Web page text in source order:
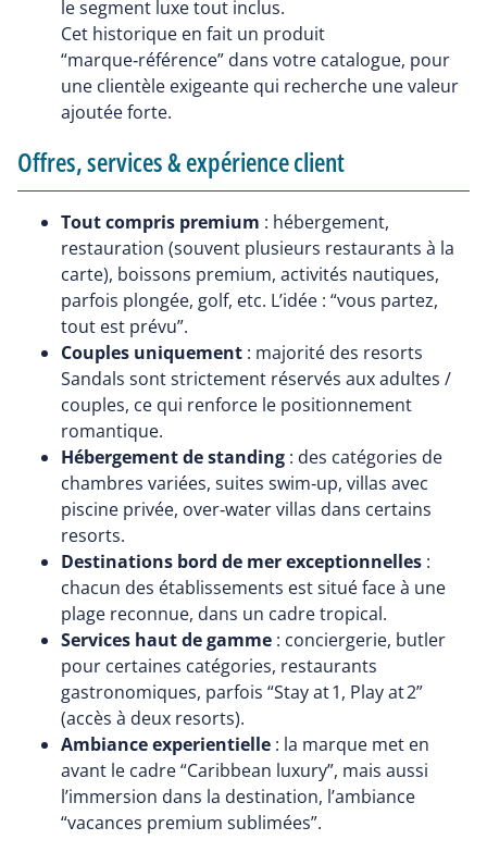
le segment luxe tout inclus.
Cet historique en fait un produit
“marque‑référence” dans votre catalogue, pour
une clientèle exigeante qui recherche une valeur
ajoutée forte.
Offres, services & expérience client
Tout compris premium : hébergement,
restauration (souvent plusieurs restaurants à la
carte), boissons premium, activités nautiques,
parfois plongée, golf, etc. L’idée : “vous partez,
tout est prévu”.
Couples uniquement : majorité des resorts
Sandals sont strictement réservés aux adultes /
couples, ce qui renforce le positionnement
romantique.
Hébergement de standing : des catégories de
chambres variées, suites swim‑up, villas avec
piscine privée, over‑water villas dans certains
resorts.
Destinations bord de mer exceptionnelles :
chacun des établissements est situé face à une
plage reconnue, dans un cadre tropical.
Services haut de gamme : conciergerie, butler
pour certaines catégories, restaurants
gastronomiques, parfois “Stay at 1, Play at 2”
(accès à deux resorts).
Ambiance experientielle : la marque met en
avant le cadre “Caribbean luxury”, mais aussi
l’immersion dans la destination, l’ambiance
“vacances premium sublimées”.